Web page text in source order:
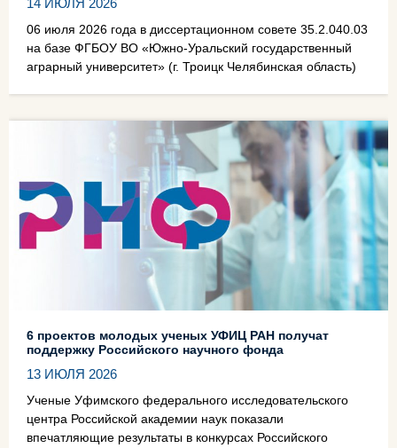
14 ИЮЛЯ 2026
06 июля 2026 года в диссертационном совете 35.2.040.03
на базе ФГБОУ ВО «Южно-Уральский государственный
аграрный университет» (г. Троицк Челябинская область)
6 проектов молодых ученых УФИЦ РАН получат
поддержку Российского научного фонда
13 ИЮЛЯ 2026
Ученые Уфимского федерального исследовательского
центра Российской академии наук показали
впечатляющие результаты в конкурсах Российского